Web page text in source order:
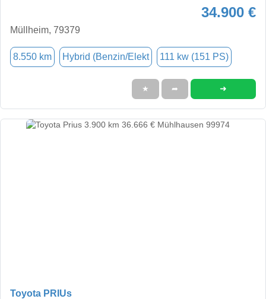
34.900 €
Müllheim, 79379
8.550 km Hybrid (Benzin/Elekt 111 kw (151 PS)
★ ➦ ➜
Toyota PRIUs